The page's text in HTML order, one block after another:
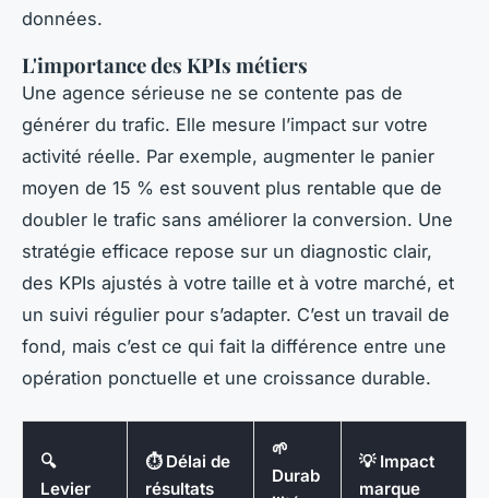
données.
L'importance des KPIs métiers
Une agence sérieuse ne se contente pas de
générer du trafic. Elle mesure l’impact sur votre
activité réelle. Par exemple, augmenter le panier
moyen de 15 % est souvent plus rentable que de
doubler le trafic sans améliorer la conversion. Une
stratégie efficace repose sur un diagnostic clair,
des KPIs ajustés à votre taille et à votre marché, et
un suivi régulier pour s’adapter. C’est un travail de
fond, mais c’est ce qui fait la différence entre une
opération ponctuelle et une croissance durable.
🔍
Levier
⏱ Délai de
résultats
🌱
Durab
💡 Impact
marque